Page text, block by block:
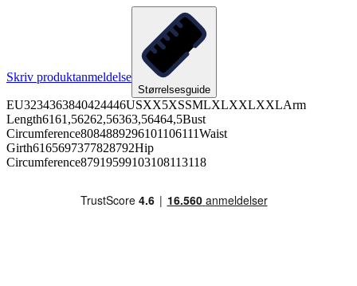
Skriv produktanmeldelse
Størrelsesguide
EU3234363840424446USXX5XSSMLXLXXLXXLArm
Length6161,56262,56363,56464,5Bust
Circumference8084889296101106111Waist
Girth6165697377828792Hip
Circumference87919599103108113118